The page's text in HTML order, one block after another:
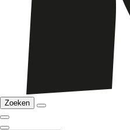
Zoeken